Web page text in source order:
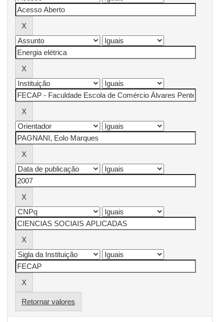
Retornar valores